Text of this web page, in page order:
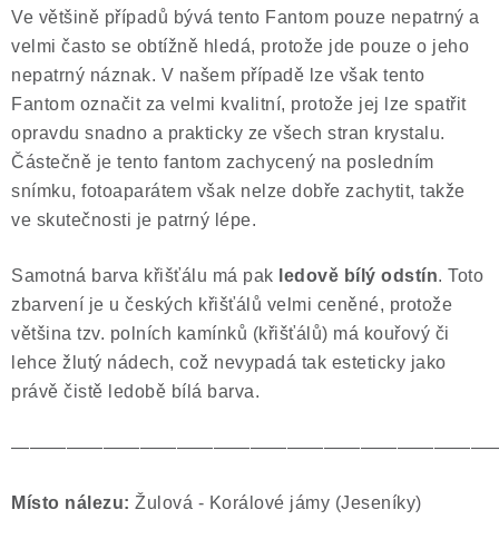
Ve většině případů bývá tento Fantom pouze nepatrný a
velmi často se obtížně hledá, protože jde pouze o jeho
nepatrný náznak. V našem případě lze však tento
Fantom označit za velmi kvalitní, protože jej lze spatřit
opravdu snadno a prakticky ze všech stran krystalu.
Částečně je tento fantom zachycený na posledním
snímku, fotoaparátem však nelze dobře zachytit, takže
ve skutečnosti je patrný lépe.
Samotná barva křišťálu má pak ledově bílý odstín. Toto
zbarvení je u českých křišťálů velmi ceněné, protože
většina tzv. polních kamínků (křišťálů) má kouřový či
lehce žlutý nádech, což nevypadá tak esteticky jako
právě čistě ledobě bílá barva.
Místo nálezu: Žulová - Korálové jámy (Jeseníky)